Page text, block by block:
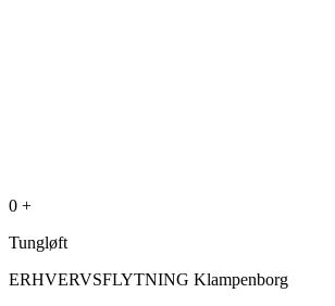
0 +
Tungløft
ERHVERVSFLYTNING Klampenborg